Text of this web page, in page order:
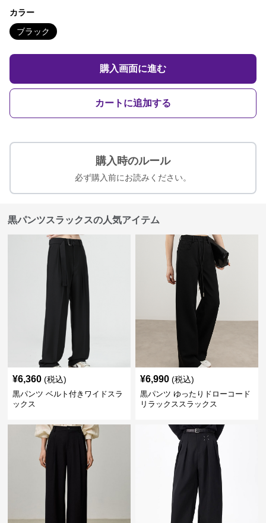
カラー
ブラック
購入画面に進む
カートに追加する
購入時のルール
必ず購入前にお読みください。
黒パンツスラックスの人気アイテム
¥6,360 (税込)
黒パンツ ベルト付きワイドスラ
ックス
¥6,990 (税込)
黒パンツ ゆったりドローコード
リラックススラックス